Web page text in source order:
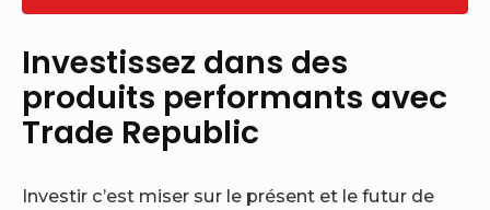
Investissez dans des
produits performants avec
Trade Republic
Investir c’est miser sur le présent et le futur de